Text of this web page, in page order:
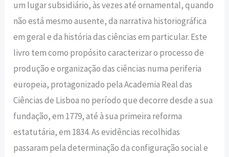
um lugar subsidiário, às vezes até ornamental, quando
não está mesmo ausente, da narrativa historiográfica
em geral e da história das ciências em particular. Este
livro tem como propósito caracterizar o processo de
produção e organização das ciências numa periferia
europeia, protagonizado pela Academia Real das
Ciências de Lisboa no período que decorre desde a sua
fundação, em 1779, até à sua primeira reforma
estatutária, em 1834. As evidências recolhidas
passaram pela determinação da configuração social e